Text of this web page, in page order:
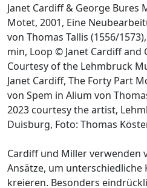
Janet Cardiff & George Bures
Motet, 2001, Eine
von Thomas Tallis (1556/
min, Loop © Janet Cardiff and
Courtesy of the Lehmbruck
Janet Cardiff, The Forty Part
von Spem in Alium von
2023 courtesy the artist,
Duisburg, Foto: Thomas
Cardiff und Miller verwenden
Ansätze, um unterschiedliche
kreieren. Besonders